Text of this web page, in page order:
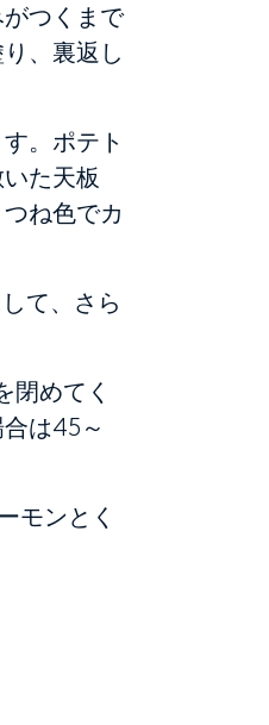
つくまで
、裏返し
。ポテト
た天板
ね色でカ
て、さら
閉めてく
は45～
モンとく